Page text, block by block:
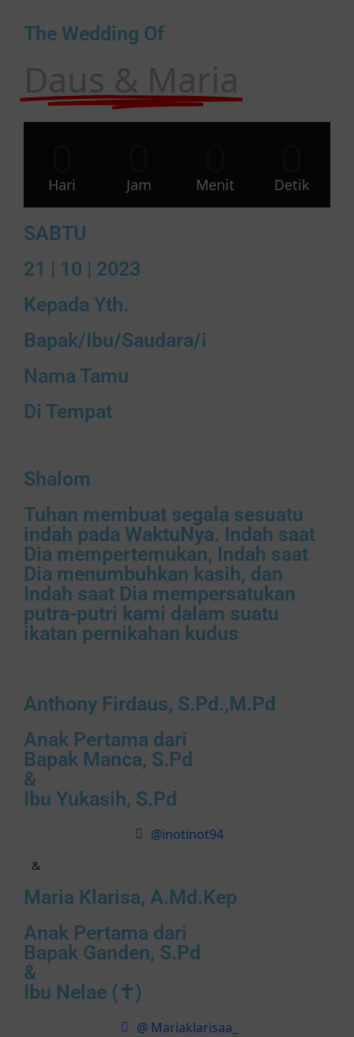
The Wedding Of
Daus & Maria
Hari Jam Menit Detik
SABTU
21 | 10 | 2023
Kepada Yth.
Bapak/Ibu/Saudara/i
Nama Tamu
Di Tempat
Shalom
Tuhan membuat segala sesuatu
indah pada WaktuNya. Indah saat
Dia mempertemukan, Indah saat
Dia menumbuhkan kasih, dan
Indah saat Dia mempersatukan
putra-putri kami dalam suatu
ikatan pernikahan kudus
Anthony Firdaus, S.Pd.,M.Pd
Anak Pertama dari
Bapak Manca, S.Pd
&
Ibu Yukasih, S.Pd
@inotinot94
&
Maria Klarisa, A.Md.Kep
Anak Pertama dari
Bapak Ganden, S.Pd
&
Ibu Nelae (✝)
@ Mariaklarisaa_